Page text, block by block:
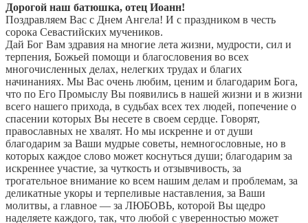
Дорогой наш батюшка, отец Иоанн!
Поздравляем Вас с Днем Ангела! И с праздником в честь
сорока Севастийских мучеников.
Дай Бог Вам здравия на многие лета жизни, мудрости, сил и
терпения, Божьей помощи и благословения во всех
многочисленных делах, нелегких трудах и благих
начинаниях. Мы Вас очень любим, ценим и благодарим Бога,
что по Его Промыслу Вы появились в нашей жизни и в жизни
всего нашего прихода, в судьбах всех тех людей, попечение о
спасении которых Вы несете в своем сердце. Говорят,
православных не хвалят. Но мы искренне и от души
благодарим за Ваши мудрые советы, немногословные, но в
которых каждое слово может коснуться души; благодарим за
искреннее участие, за чуткость и отзывчивость, за
трогательное внимание ко всем нашим делам и проблемам, за
деликатные укоры и терпеливые наставления, за Ваши
молитвы, а главное — за ЛЮБОВЬ, которой Вы щедро
наделяете каждого, так, что любой с уверенностью может